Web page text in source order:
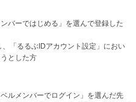
バーではじめる」を選んで登録した
「るるぶIDアカウント設定」におい
とした方
ルメンバーでログイン」を選んだ先